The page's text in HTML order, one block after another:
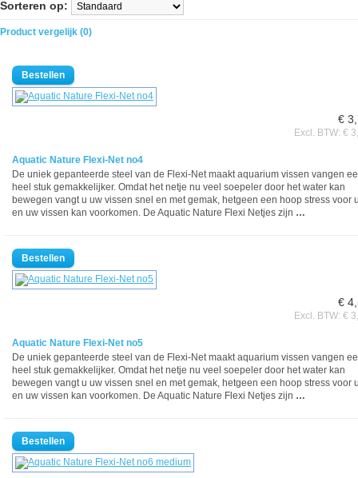
Sorteren op:
Product vergelijk (0)
€
Excl. BTW: €
Aquatic Nature Flexi-Net no4
De uniek gepanteerde steel van de Flexi-Net maakt aquarium vissen vangen
heel stuk gemakkelijker. Omdat het netje nu veel soepeler door het water kan
bewegen vangt u uw vissen snel en met gemak, hetgeen een hoop stress voor
en uw vissen kan voorkomen. De Aquatic Nature Flexi Netjes zijn …
€
Excl. BTW: €
Aquatic Nature Flexi-Net no5
De uniek gepanteerde steel van de Flexi-Net maakt aquarium vissen vangen
heel stuk gemakkelijker. Omdat het netje nu veel soepeler door het water kan
bewegen vangt u uw vissen snel en met gemak, hetgeen een hoop stress voor
en uw vissen kan voorkomen. De Aquatic Nature Flexi Netjes zijn …